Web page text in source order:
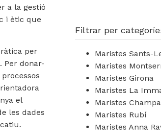
a la gestió
i ètic que
per
Per donar-
el
les dades
Filtrar per
Maristes Sants-
Maristes
Maristes Girona
Maristes La
Maristes
Maristes Rubí
Maristes Anna